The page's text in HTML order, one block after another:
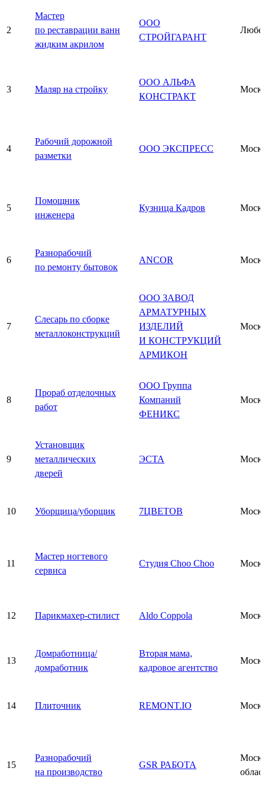
2
Мастер
по реставрации ванн
жидким акрилом
ООО
СТРОЙГАРАНТ
3 Маляр на стройку
ООО АЛЬФА
КОНСТРАКТ
4
Рабочий дорожной
разметки
ООО ЭКСПРЕСС
5
Помощник
инженера
Кузница Кадров
6
Разнорабочий
по ремонту бытовок
ANCOR
7
Слесарь по сборке
металлоконструкций
ООО ЗАВОД
АРМАТУРНЫХ
ИЗДЕЛИЙ
И КОНСТРУКЦИЙ
АРМИКОН
8
Прораб отделочных
работ
ООО Группа
Компаний
ФЕНИКС
9
Установщик
металлических
дверей
ЭСТА
10 Уборщица/уборщик 7ЦВЕТОВ
11
Мастер ногтевого
сервиса
Студия Choo Choo
12 Парикмахер-стилист Aldo Coppola
13
Домработница/
домработник
Вторая мама,
кадровое агентство
14 Плиточник REMONT.IO
15
Разнорабочий
на производство
GSR РАБОТА